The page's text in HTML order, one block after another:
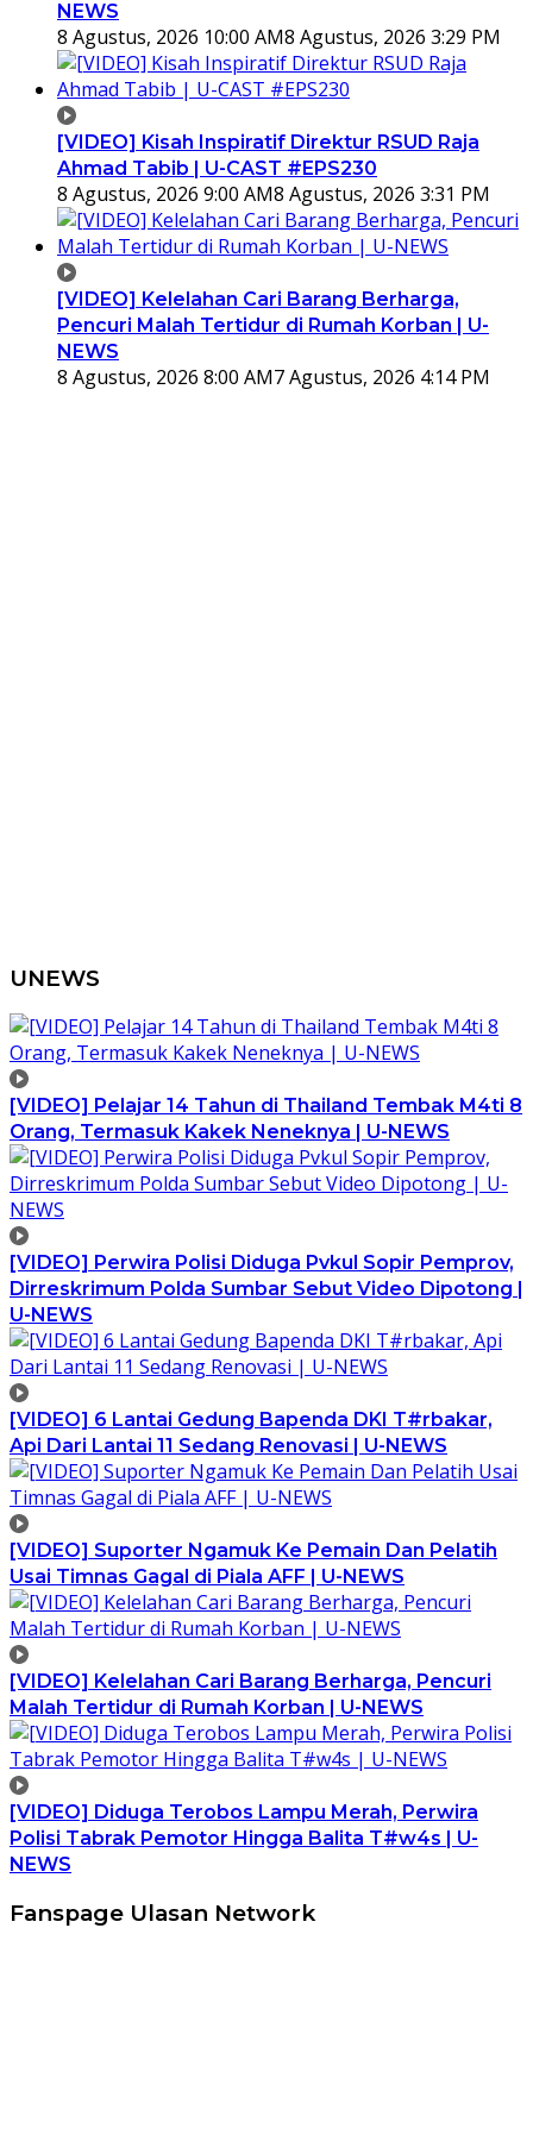
NEWS
8 Agustus, 2026 10:00 AM8 Agustus, 2026 3:29 PM
[VIDEO] Kisah Inspiratif Direktur RSUD Raja
Ahmad Tabib | U-CAST #EPS230
8 Agustus, 2026 9:00 AM8 Agustus, 2026 3:31 PM
[VIDEO] Kelelahan Cari Barang Berharga,
Pencuri Malah Tertidur di Rumah Korban | U-
NEWS
8 Agustus, 2026 8:00 AM7 Agustus, 2026 4:14 PM
UNEWS
[VIDEO] Pelajar 14 Tahun di Thailand Tembak M4ti 8
Orang, Termasuk Kakek Neneknya | U-NEWS
[VIDEO] Perwira Polisi Diduga Pvkul Sopir Pemprov,
Dirreskrimum Polda Sumbar Sebut Video Dipotong |
U-NEWS
[VIDEO] 6 Lantai Gedung Bapenda DKI T#rbakar,
Api Dari Lantai 11 Sedang Renovasi | U-NEWS
[VIDEO] Suporter Ngamuk Ke Pemain Dan Pelatih
Usai Timnas Gagal di Piala AFF | U-NEWS
[VIDEO] Kelelahan Cari Barang Berharga, Pencuri
Malah Tertidur di Rumah Korban | U-NEWS
[VIDEO] Diduga Terobos Lampu Merah, Perwira
Polisi Tabrak Pemotor Hingga Balita T#w4s | U-
NEWS
Fanspage Ulasan Network